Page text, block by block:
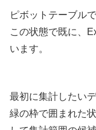
ピボットテーブル
この状態で既に、
います。
最初に集計したい
緑の枠で囲まれた